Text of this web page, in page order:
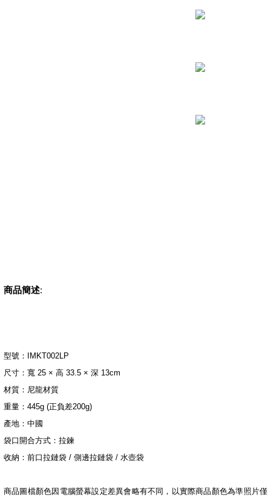
商品簡述:
型號：IMKT002LP
尺寸：寬 25 × 高 33.5 × 深 13cm
材質：尼龍材質
重量：445g (正負差200g)
產地：中國
袋口開合方式：拉鍊
收納：前口拉鏈袋 / 側邊拉鏈袋 / 水壺袋
商品圖檔顏色因電腦螢幕設定差異會略有不同，以實際商品顏色為準照片僅